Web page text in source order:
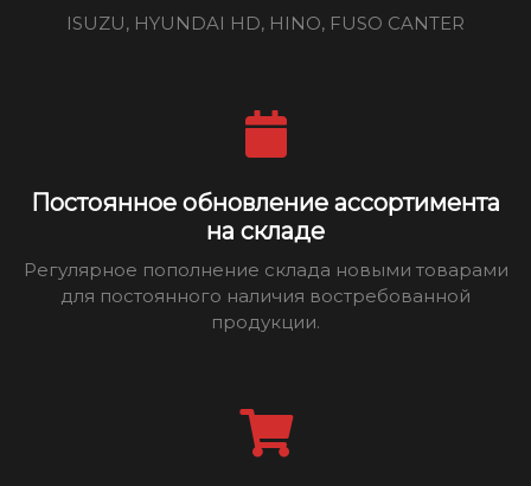
ISUZU, HYUNDAI HD, HINO, FUSO CANTER
Постоянное обновление ассортимента
на складе
Регулярное пополнение склада новыми товарами
для постоянного наличия востребованной
продукции.